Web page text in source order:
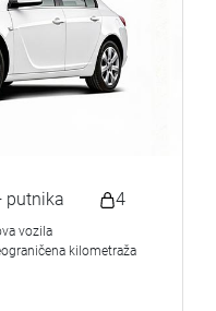
putnika 4
vozila
kilometraža